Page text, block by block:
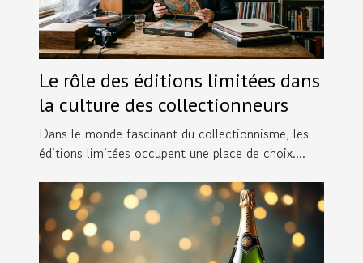
Le rôle des éditions limitées dans
la culture des collectionneurs
Dans le monde fascinant du collectionnisme, les
éditions limitées occupent une place de choix....